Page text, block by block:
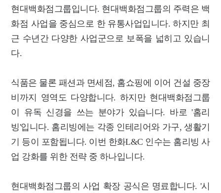
현대백화점그룹입니다. 현대백화점그룹의 주력은 백
화점 사업을 중심으로 한 유통사업입니다. 하지만 최
근 수년간 다양한 사업군으로 보폭을 넓히고 있습니
다.
식품은 물론 패션과 면세점, 홈쇼핑에 이어 건설 중장
비까지 영역도 다양합니다. 하지만 현대백화점그룹
이 유독 신경을 쓰는 분야가 있습니다. 바로 '홈리
빙'입니다. 홈리빙에는 각종 인테리어와 가구, 생활기
기 등이 포함됩니다. 이번 한화L&C 인수는 홈리빙 사
업 강화를 위한 전략 중 하나입니다.
현대백화점그룹의 사업 확장 공식은 명료합니다. '시